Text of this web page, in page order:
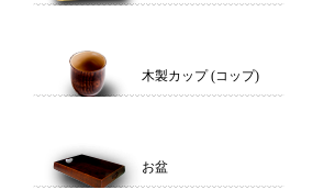
木製カップ (コップ)
お盆